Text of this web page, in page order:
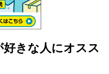
きな人にオスス